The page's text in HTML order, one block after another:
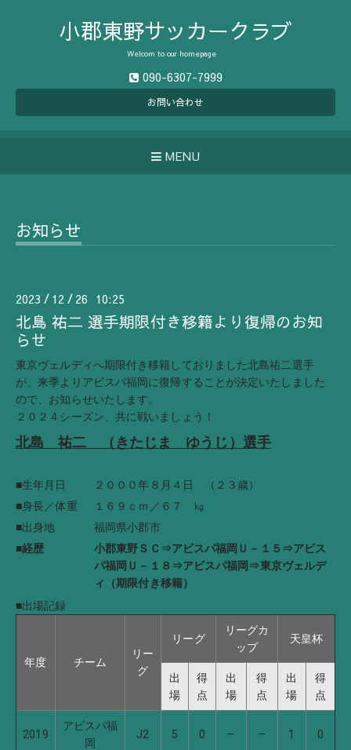
小郡東野サッカークラブ
Welcom to our homepage
090-6307-7999
お問い合わせ
MENU
お知らせ
2023 / 12 / 26 10:25
北島 祐二 選手期限付き移籍より復帰のお知
らせ
東京ヴェルディへ期限付き移籍しておりました北島祐二選手
が、来季よりアビスパ福岡に復帰することが決定いたしました
ので、お知らせいたします。
２０２４シーズン、共に戦いましょう！
北島 祐二 （きたじま ゆうじ）選手
■生年月日
２０００年８月４日 （２３歳）
■身長／体重
１６９ｃｍ／６７ ㎏
■出身地
福岡県小郡市
■経歴
小郡東野ＳＣ⇒アビスパ福岡Ｕ－１５⇒アビス
パ福岡Ｕ－１８⇒アビスパ福岡⇒東京ヴェルデ
ィ（期限付き移籍）
■出場記録
年度 チーム
リー
グ
リーグ
リーグカ
ップ
天皇杯
出
場
得
点
出
場
得
点
出
場
得
点
2019
アビスパ福
岡
J2 5 0 – – 1 0